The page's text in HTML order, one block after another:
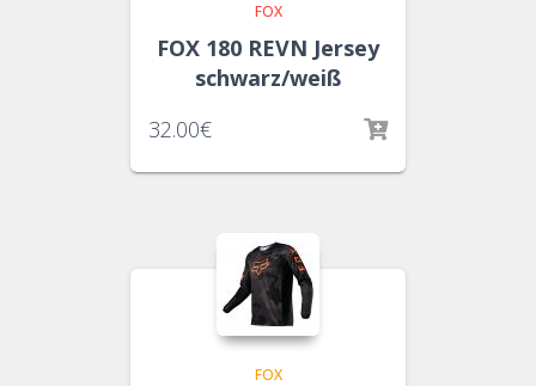
FOX
FOX 180 REVN Jersey
schwarz/weiß
32.00€
FOX